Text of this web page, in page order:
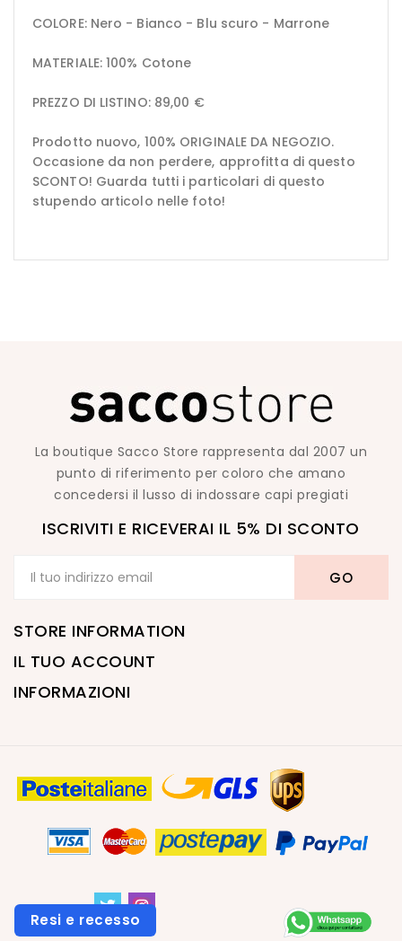
COLORE: Nero - Bianco - Blu scuro - Marrone
MATERIALE: 100% Cotone
PREZZO DI LISTINO: 89,00 €
Prodotto nuovo, 100% ORIGINALE DA NEGOZIO.
Occasione da non perdere, approfitta di questo
SCONTO! Guarda tutti i particolari di questo
stupendo articolo nelle foto!
La boutique Sacco Store rappresenta dal 2007 un
punto di riferimento per coloro che amano
concedersi il lusso di indossare capi pregiati
ISCRIVITI E RICEVERAI IL 5% DI SCONTO
STORE INFORMATION
IL TUO ACCOUNT
INFORMAZIONI
Resi e recesso